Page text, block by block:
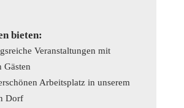
bieten:
Veranstaltungen mit
Gästen
Arbeitsplatz in unserem
Dorf